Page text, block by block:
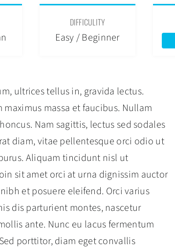
DIFFICULITY
Easy / Beginner
ultrices tellus in, gravida lectus.
massa et faucibus. Nullam
Nam sagittis, lectus sed sodales
diam, vitae pellentesque orci odio ut
Aliquam tincidunt nisl ut
sit amet orci at urna dignissim auctor
et posuere eleifend. Orci varius
dis parturient montes, nascetur
ante. Nunc eu lacus fermentum
porttitor, diam eget convallis